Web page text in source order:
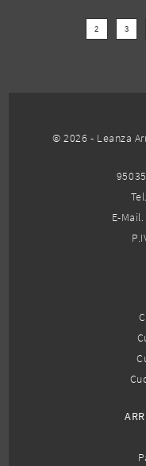
2 3
© 2026 - Leanza
E-Mail.